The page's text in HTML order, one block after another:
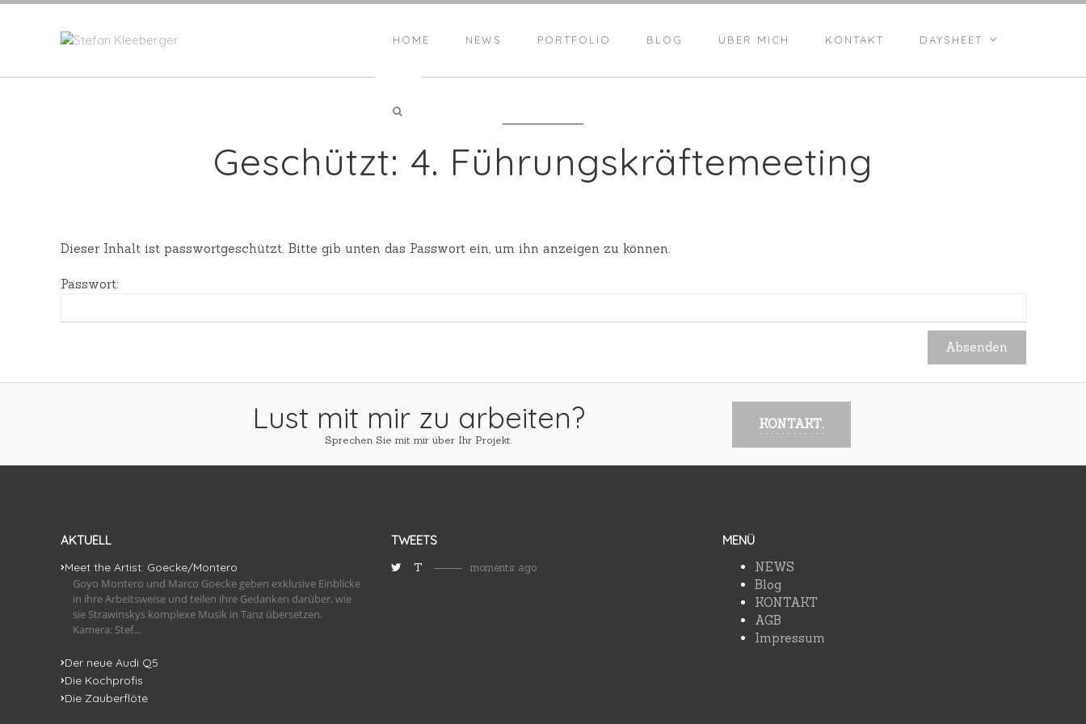
HOME NEWS PORTFOLIO BLOG ÜBER MICH KONTAKT DAYSHEET
Geschützt: 4. Führungskräftemeeting
Dieser Inhalt ist passwortgeschützt. Bitte gib unten das Passwort ein, um ihn anzeigen zu können.
Passwort:
Lust mit mir zu arbeiten?
Sprechen Sie mit mir über Ihr Projekt.
KONTAKT.
AKTUELL
Meet the Artist: Goecke/Montero
Goyo Montero und Marco Goecke geben exklusive Einblicke
in ihre Arbeitsweise und teilen ihre Gedanken darüber, wie
sie Strawinskys komplexe Musik in Tanz übersetzen.
Kamera: Stef...
Der neue Audi Q5
Die Kochprofis
Die Zauberflöte
TWEETS
T moments ago
MENÜ
NEWS
Blog
KONTAKT
AGB
Impressum